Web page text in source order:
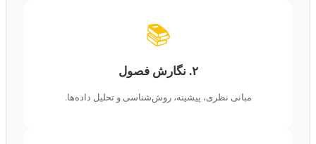
📚
مبانی نظری، پیشینه، روش‌شناسی و تحلیل داده‌ها.